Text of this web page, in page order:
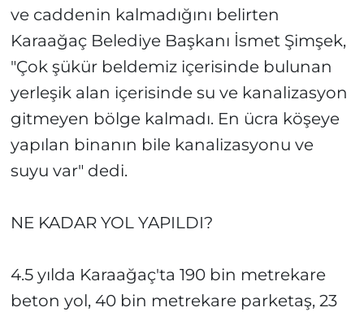
ve caddenin kalmadığını belirten
Karaağaç Belediye Başkanı İsmet Şimşek,
"Çok şükür beldemiz içerisinde bulunan
yerleşik alan içerisinde su ve kanalizasyon
gitmeyen bölge kalmadı. En ücra köşeye
yapılan binanın bile kanalizasyonu ve
suyu var" dedi.
NE KADAR YOL YAPILDI?
4.5 yılda Karaağaç'ta 190 bin metrekare
beton yol, 40 bin metrekare parketaş, 23